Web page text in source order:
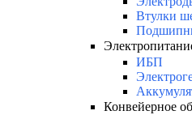
Втулки
ИБП
Конвейерное